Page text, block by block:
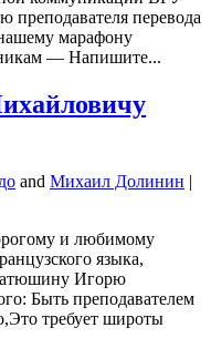
преподавателя перевода
марафону
— Напишите...
and Михаил Долинин |
и любимому
языка,
Игорю
Быть преподавателем
требует широты